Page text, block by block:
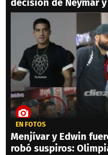
decisión de Neymar
EN FOTOS
Menjívar y Edwin
robó suspiros: